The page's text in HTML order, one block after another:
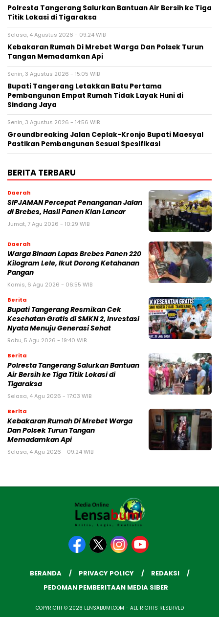
Polresta Tangerang Salurkan Bantuan Air Bersih ke Tiga
Titik Lokasi di Tigaraksa
Selasa, 4 Agustus 2026 - 09:24 WIB
Kebakaran Rumah Di Mrebet Warga Dan Polsek Turun
Tangan Memadamkan Api
Senin, 3 Agustus 2026 - 15:05 WIB
Bupati Tangerang Letakkan Batu Pertama
Pembangunan Empat Rumah Tidak Layak Huni di
Sindang Jaya
Senin, 3 Agustus 2026 - 14:56 WIB
Groundbreaking Jalan Ceplak-Kronjo Bupati Maesyal
Pastikan Pembangunan Sesuai Spesifikasi
BERITA TERBARU
Daerah
SIPJAMAN Percepat Penanganan Jalan
di Brebes, Hasil Panen Kian Lancar
Jumat, 7 Agu 2026 - 10:29 WIB
Daerah
Warga Binaan Lapas Brebes Panen 220
Kilogram Lele, Ikut Dorong Ketahanan
Pangan
Kamis, 6 Agu 2026 - 06:55 WIB
Berita
‎Bupati Tangerang Resmikan Cek
Kesehatan Gratis di SMKN 2, Investasi
Nyata Menuju Generasi Sehat
Rabu, 5 Agu 2026 - 19:40 WIB
Berita
Polresta Tangerang Salurkan Bantuan
Air Bersih ke Tiga Titik Lokasi di
Tigaraksa
Selasa, 4 Agu 2026 - 17:03 WIB
Berita
Kebakaran Rumah Di Mrebet Warga
Dan Polsek Turun Tangan
Memadamkan Api
Selasa, 4 Agu 2026 - 09:24 WIB
BERANDA PRIVACY POLICY
REDAKSI
PEDOMAN PEMBERITAAN MEDIA SIBER
COPYRIGHT © 2026 LENSABUMI.COM - ALL RIGHTS RESERVED